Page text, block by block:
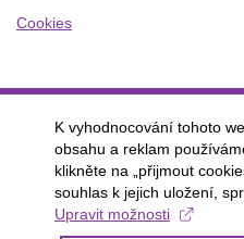
Cookies
K vyhodnocování tohoto
obsahu a reklam
klikněte na „přijmout
souhlas k jejich uložení,
Upravit možnosti